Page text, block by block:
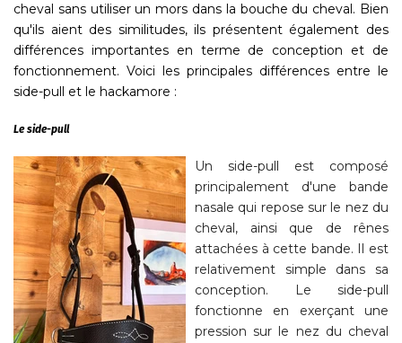
cheval sans utiliser un mors dans la bouche du cheval. Bien
qu'ils aient des similitudes, ils présentent également des
différences importantes en terme de conception et de
fonctionnement. Voici les principales différences entre le
side-pull et le hackamore :
Le side-pull
Un side-pull est composé
principalement d'une bande
nasale qui repose sur le nez du
cheval, ainsi que de rênes
attachées à cette bande. Il est
relativement simple dans sa
conception. Le side-pull
fonctionne en exerçant une
pression sur le nez du cheval